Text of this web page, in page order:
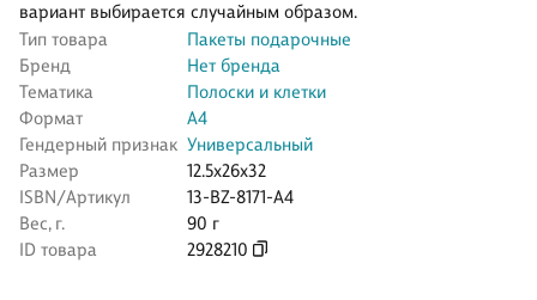
вариант выбирается случайным образом.
Тип товара
Пакеты подарочные
Бренд
Нет бренда
Тематика
Полоски и клетки
Формат
А4
Гендерный признак Универсальный
Размер
12.5x26x32
ISBN/Артикул
13-BZ-8171-А4
Вес, г.
90 г
ID товара
2928210